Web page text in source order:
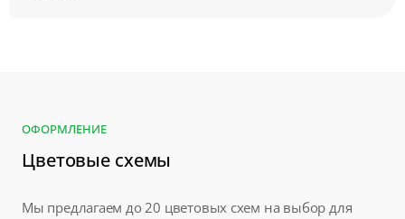
ОФОРМЛЕНИЕ
Цветовые схемы
Мы предлагаем до 20 цветовых схем на выбор для